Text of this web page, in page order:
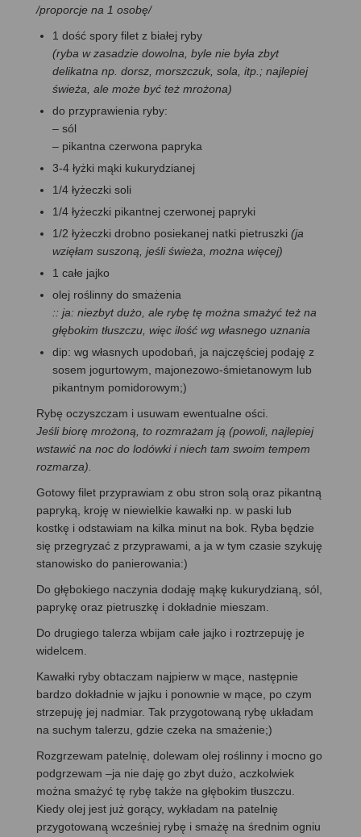
/proporcje na 1 osobę/
1 dość spory filet z białej ryby
(ryba w zasadzie dowolna, byle nie była zbyt
delikatna np. dorsz, morszczuk, sola, itp.; najlepiej
świeża, ale może być też mrożona)
do przyprawienia ryby:
– sól
– pikantna czerwona papryka
3-4 łyżki mąki kukurydzianej
1/4 łyżeczki soli
1/4 łyżeczki pikantnej czerwonej papryki
1/2 łyżeczki drobno posiekanej natki pietruszki (ja
wzięłam suszoną, jeśli świeża, można więcej)
1 całe jajko
olej roślinny do smażenia
:: ja: niezbyt dużo, ale rybę tę można smażyć też na
głębokim tłuszczu, więc ilość wg własnego uznania
dip: wg własnych upodobań, ja najczęściej podaję z
sosem jogurtowym, majonezowo-śmietanowym lub
pikantnym pomidorowym;)
Rybę oczyszczam i usuwam ewentualne ości.
Jeśli biorę mrożoną, to rozmrażam ją (powoli, najlepiej
wstawić na noc do lodówki i niech tam swoim tempem
rozmarza).
Gotowy filet przyprawiam z obu stron solą oraz pikantną
papryką, kroję w niewielkie kawałki np. w paski lub
kostkę i odstawiam na kilka minut na bok. Ryba będzie
się przegryzać z przyprawami, a ja w tym czasie szykuję
stanowisko do panierowania:)
Do głębokiego naczynia dodaję mąkę kukurydzianą, sól,
paprykę oraz pietruszkę i dokładnie mieszam.
Do drugiego talerza wbijam całe jajko i roztrzepuję je
widelcem.
Kawałki ryby obtaczam najpierw w mące, następnie
bardzo dokładnie w jajku i ponownie w mące, po czym
strzepuję jej nadmiar. Tak przygotowaną rybę układam
na suchym talerzu, gdzie czeka na smażenie;)
Rozgrzewam patelnię, dolewam olej roślinny i mocno go
podgrzewam –ja nie daję go zbyt dużo, aczkolwiek
można smażyć tę rybę także na głębokim tłuszczu.
Kiedy olej jest już gorący, wykładam na patelnię
przygotowaną wcześniej rybę i smażę na średnim ogniu